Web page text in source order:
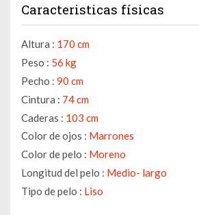
Caracteristicas físicas
Altura : 170 cm
Peso : 56 kg
Pecho : 90 cm
Cintura : 74 cm
Caderas : 103 cm
Color de ojos : Marrones
Color de pelo : Moreno
Longitud del pelo : Medio- largo
Tipo de pelo : Liso